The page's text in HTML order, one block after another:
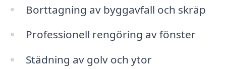
Borttagning av byggavfall och skräp
Professionell rengöring av fönster
Städning av golv och ytor